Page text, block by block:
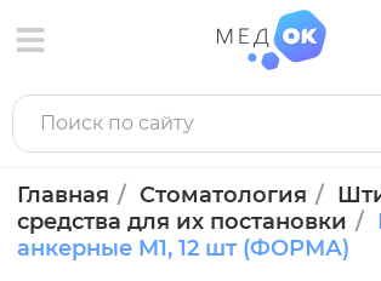
Главная Стоматология
средства для их постановки
анкерные M1, 12 шт (ФОРМА)